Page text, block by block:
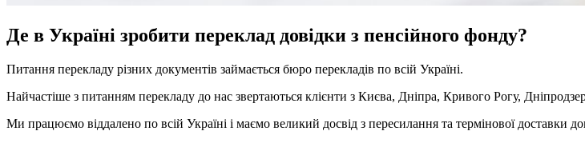
Де в Україні зробити переклад довідки з пенсійного фонду?
Питання перекладу різних документів займається бюро перекладів по всій Україні.
Найчастіше з питанням перекладу до нас звертаються клієнти з Києва, Дніпра, Кривого Рогу,
Ми працюємо віддалено по всій Україні і маємо великий досвід з пересилання та термінової доставки